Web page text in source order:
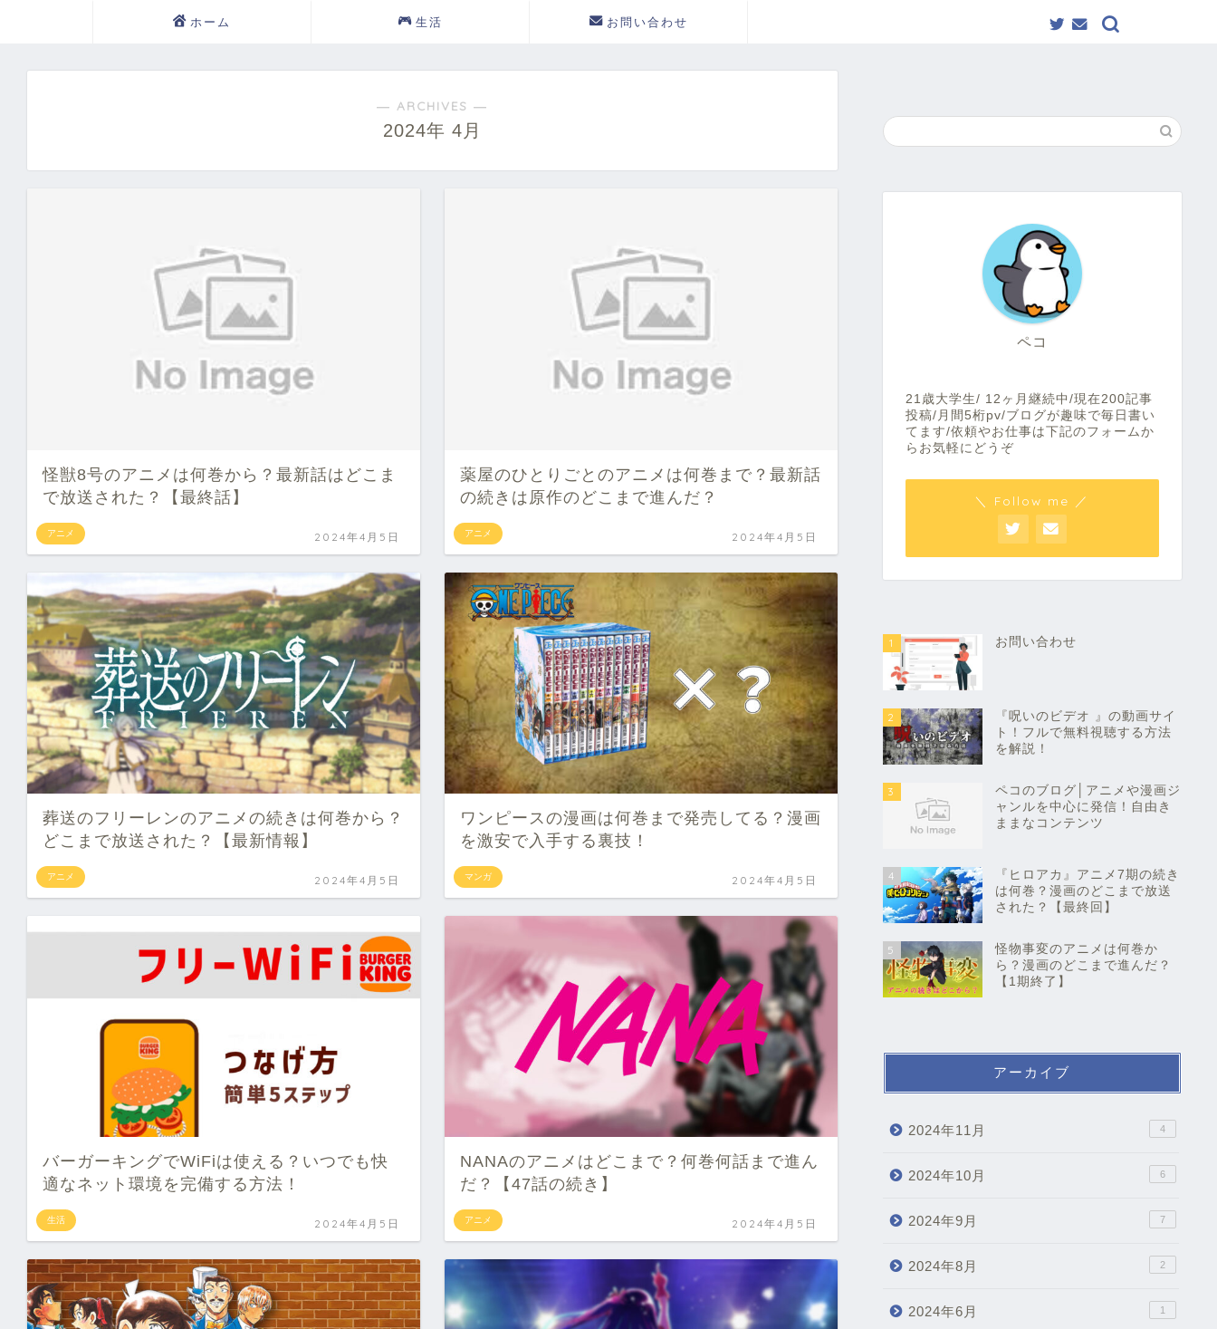
ホーム 生活 お問い合わせ
― ARCHIVES ―
2024年 4月
アニメ
怪獣8号のアニメは何巻から？最新話はどこま
で放送された？【最終話】
2024年4月5日 アニメ
薬屋のひとりごとのアニメは何巻まで？最新話
の続きは原作のどこまで進んだ？
2024年4月5日
アニメ
葬送のフリーレンのアニメの続きは何巻から？
どこまで放送された？【最新情報】
2024年4月5日 マンガ
ワンピースの漫画は何巻まで発売してる？漫画
を激安で入手する裏技！
2024年4月5日
生活
バーガーキングでWiFiは使える？いつでも快
適なネット環境を完備する方法！
2024年4月5日 アニメ
NANAのアニメはどこまで？何巻何話まで進ん
だ？【47話の続き】
2024年4月5日
投稿/月間5桁pv/ブログが趣味で毎日書い
てます/依頼やお仕事は下記のフォームか
らお気軽にどうぞ
＼ Follow me ／
1 お問い合わせ
2
『呪いのビデオ 』の動画サイ
ト！フルで無料視聴する方法
を解説！
は何巻？漫画のどこまで放送
5